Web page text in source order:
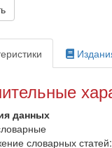
знания.
данных
словарных статей